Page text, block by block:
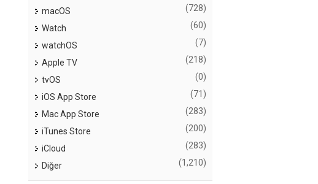
macOS (728)
Watch (60)
watchOS (7)
Apple TV (218)
tvOS (0)
iOS App Store (71)
Mac App Store (283)
iTunes Store (200)
iCloud (283)
Diğer (1,210)